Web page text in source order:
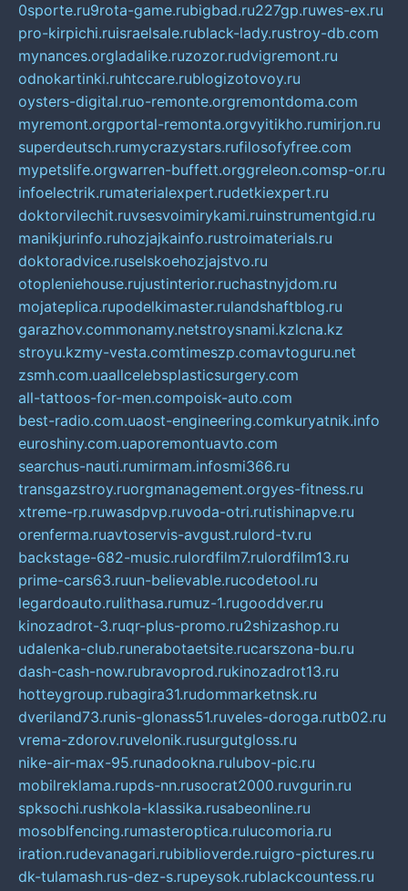
0sporte.ru9rota-game.rubigbad.ru227gp.ruwes-ex.ru
pro-kirpichi.ruisraelsale.rublack-lady.rustroy-db.com
mynances.orgladalike.ruzozor.rudvigremont.ru
odnokartinki.ruhtccare.rublogizotovoy.ru
oysters-digital.ruo-remonte.orgremontdoma.com
myremont.orgportal-remonta.orgvyitikho.rumirjon.ru
superdeutsch.rumycrazystars.rufilosofyfree.com
mypetslife.orgwarren-buffett.orggreleon.comsp-or.ru
infoelectrik.rumaterialexpert.rudetkiexpert.ru
doktorvilechit.ruvsesvoimirykami.ruinstrumentgid.ru
manikjurinfo.ruhozjajkainfo.rustroimaterials.ru
doktoradvice.ruselskoehozjajstvo.ru
otopleniehouse.rujustinterior.ruchastnyjdom.ru
mojateplica.rupodelkimaster.rulandshaftblog.ru
garazhov.commonamy.netstroysnami.kzlcna.kz
stroyu.kzmy-vesta.comtimeszp.comavtoguru.net
zsmh.com.uaallcelebsplasticsurgery.com
all-tattoos-for-men.compoisk-auto.com
best-radio.com.uaost-engineering.comkuryatnik.info
euroshiny.com.uaporemontuavto.com
searchus-nauti.rumirmam.infosmi366.ru
transgazstroy.ruorgmanagement.orgyes-fitness.ru
xtreme-rp.ruwasdpvp.ruvoda-otri.rutishinapve.ru
orenferma.ruavtoservis-avgust.rulord-tv.ru
backstage-682-music.rulordfilm7.rulordfilm13.ru
prime-cars63.ruun-believable.rucodetool.ru
legardoauto.rulithasa.rumuz-1.rugooddver.ru
kinozadrot-3.ruqr-plus-promo.ru2shizashop.ru
udalenka-club.runerabotaetsite.rucarszona-bu.ru
dash-cash-now.rubravoprod.rukinozadrot13.ru
hotteygroup.rubagira31.rudommarketnsk.ru
dveriland73.runis-glonass51.ruveles-doroga.rutb02.ru
vrema-zdorov.ruvelonik.rusurgutgloss.ru
nike-air-max-95.runadookna.rulubov-pic.ru
mobilreklama.rupds-nn.rusocrat2000.ruvgurin.ru
spksochi.rushkola-klassika.rusabeonline.ru
mosoblfencing.rumasteroptica.rulucomoria.ru
iration.rudevanagari.rubiblioverde.ruigro-pictures.ru
dk-tulamash.rus-dez-s.rupeysok.rublackcountess.ru